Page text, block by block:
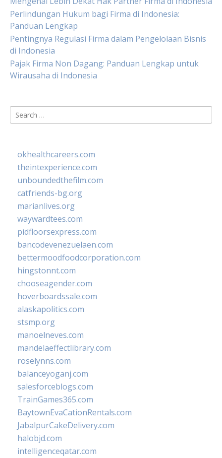
Perlindungan Hukum bagi Firma di Indonesia:
Panduan Lengkap
Pentingnya Regulasi Firma dalam Pengelolaan Bisnis
di Indonesia
Pajak Firma Non Dagang: Panduan Lengkap untuk
Wirausaha di Indonesia
Search
for:
okhealthcareers.com
theintexperience.com
unboundedthefilm.com
catfriends-bg.org
marianlives.org
waywardtees.com
pidfloorsexpress.com
bancodevenezuelaen.com
bettermoodfoodcorporation.com
hingstonnt.com
chooseagender.com
hoverboardssale.com
alaskapolitics.com
stsmp.org
manoelneves.com
mandelaeffectlibrary.com
roselynns.com
balanceyoganj.com
salesforceblogs.com
TrainGames365.com
BaytownEvaCationRentals.com
JabalpurCakeDelivery.com
halobjd.com
intelligenceqatar.com